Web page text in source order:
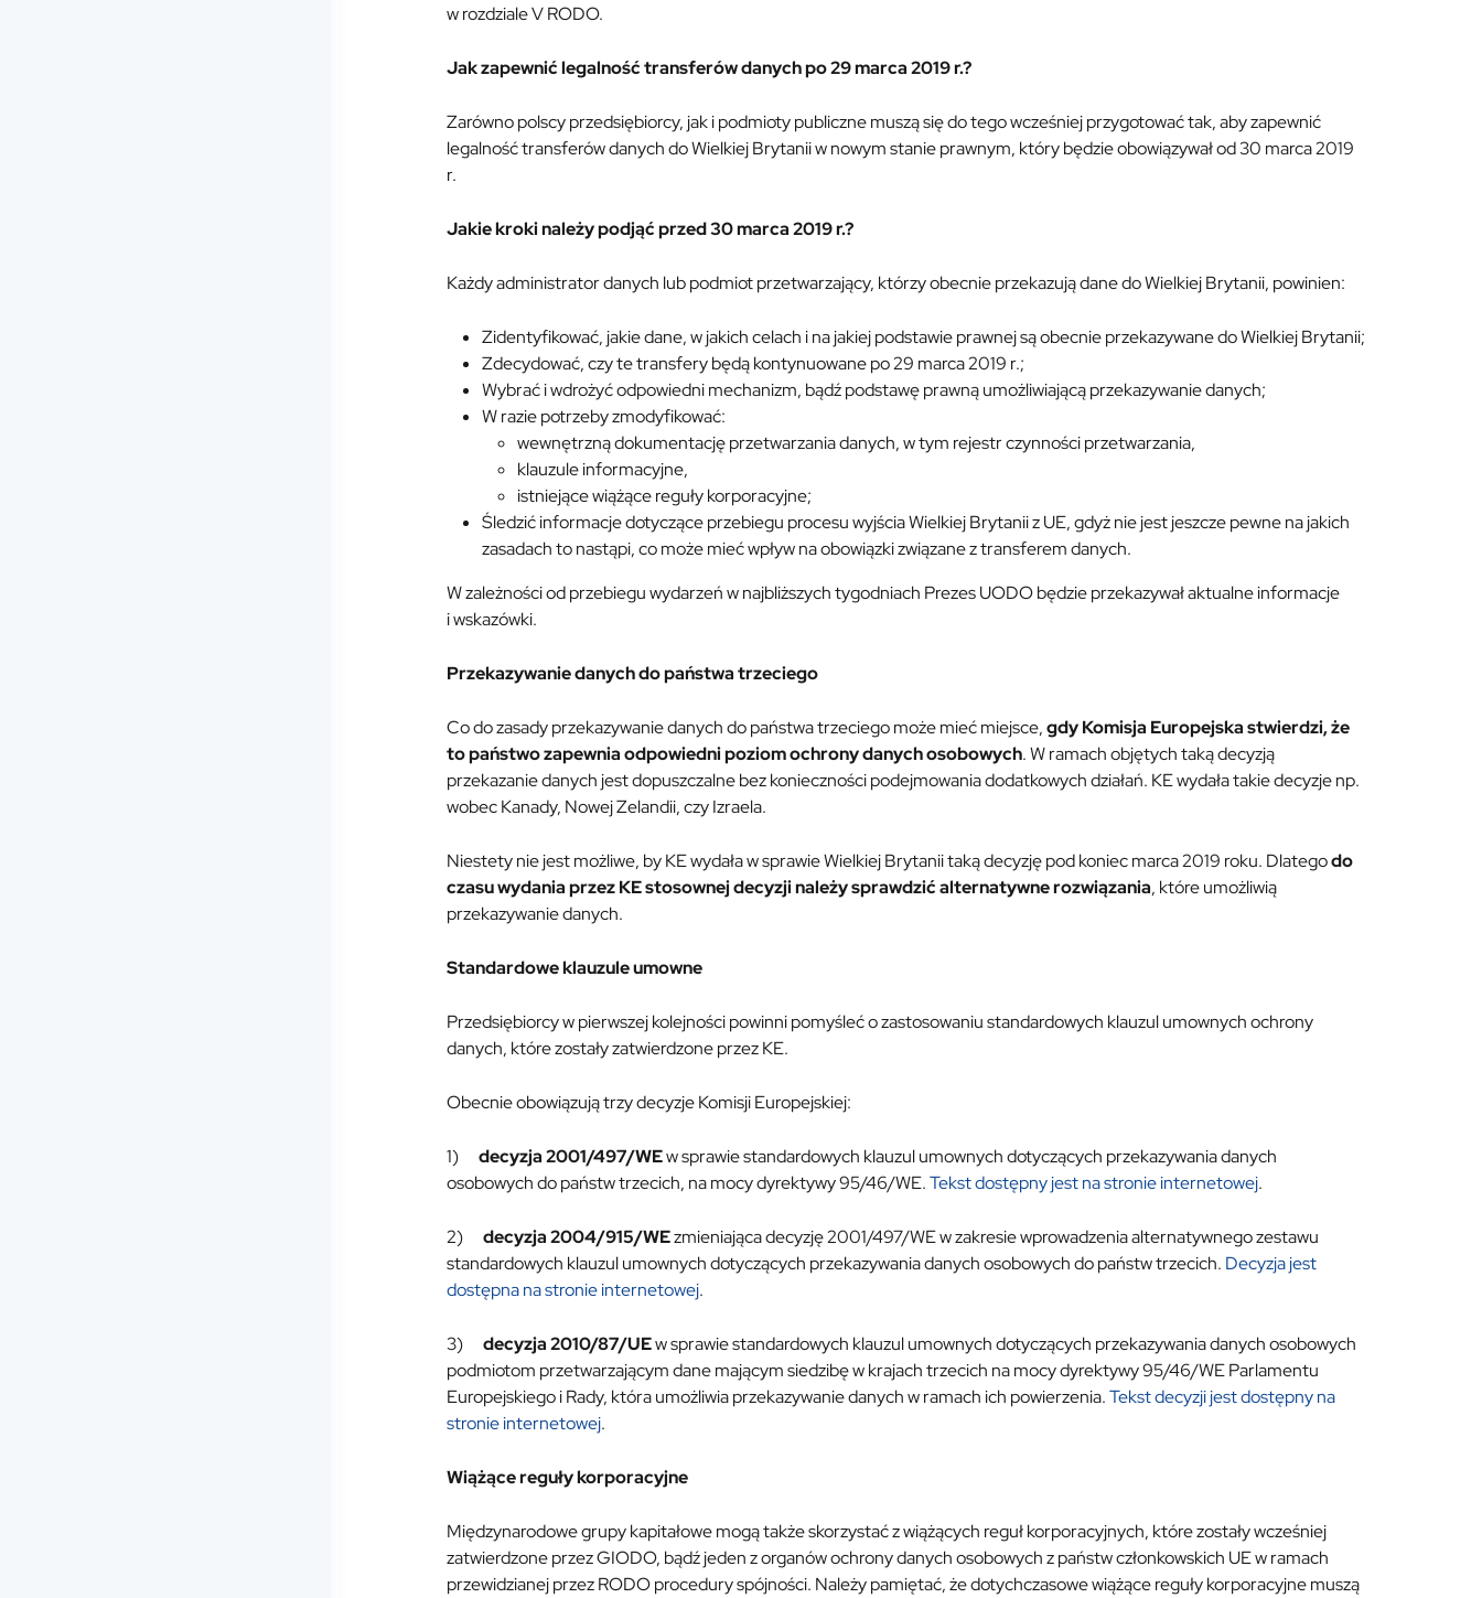
w rozdziale V RODO.
Jak zapewnić legalność transferów danych po 29 marca 2019 r.?
Zarówno polscy przedsiębiorcy, jak i podmioty publiczne muszą się do tego wcześniej przygotować tak, aby zapewnić
legalność transferów danych do Wielkiej Brytanii w nowym stanie prawnym, który będzie obowiązywał od 30 marca 2019
r.
Jakie kroki należy podjąć przed 30 marca 2019 r.?
Każdy administrator danych lub podmiot przetwarzający, którzy obecnie przekazują dane do Wielkiej Brytanii, powinien:
Zidentyfikować, jakie dane, w jakich celach i na jakiej podstawie prawnej są obecnie przekazywane do Wielkiej Brytanii;
Zdecydować, czy te transfery będą kontynuowane po 29 marca 2019 r.;
Wybrać i wdrożyć odpowiedni mechanizm, bądź podstawę prawną umożliwiającą przekazywanie danych;
W razie potrzeby zmodyfikować:
wewnętrzną dokumentację przetwarzania danych, w tym rejestr czynności przetwarzania,
klauzule informacyjne,
istniejące wiążące reguły korporacyjne;
Śledzić informacje dotyczące przebiegu procesu wyjścia Wielkiej Brytanii z UE, gdyż nie jest jeszcze pewne na jakich
zasadach to nastąpi, co może mieć wpływ na obowiązki związane z transferem danych.
W zależności od przebiegu wydarzeń w najbliższych tygodniach Prezes UODO będzie przekazywał aktualne informacje
i wskazówki.
Przekazywanie danych do państwa trzeciego
Co do zasady przekazywanie danych do państwa trzeciego może mieć miejsce,gdy Komisja Europejska stwierdzi, że
to państwo zapewnia odpowiedni poziom ochrony danych osobowych. W ramach objętych taką decyzją
przekazanie danych jest dopuszczalne bez konieczności podejmowania dodatkowych działań. KE wydała takie decyzje np.
wobec Kanady, Nowej Zelandii, czy Izraela.
Niestety nie jest możliwe, by KE wydała w sprawie Wielkiej Brytanii taką decyzję pod koniec marca 2019 roku. Dlategodo
czasu wydania przez KE stosownej decyzji należy sprawdzić alternatywne rozwiązania, które umożliwią
przekazywanie danych.
Standardowe klauzule umowne
Przedsiębiorcy w pierwszej kolejności powinni pomyśleć o zastosowaniu standardowych klauzul umownych ochrony
danych, które zostały zatwierdzone przez KE.
Obecnie obowiązują trzy decyzje Komisji Europejskiej:
1) decyzja 2001/497/WEw sprawie standardowych klauzul umownych dotyczących przekazywania danych
osobowych do państw trzecich, na mocy dyrektywy 95/46/WE.Tekst dostępny jest na stronie internetowej.
2) decyzja 2004/915/WEzmieniająca decyzję 2001/497/WE w zakresie wprowadzenia alternatywnego zestawu
standardowych klauzul umownych dotyczących przekazywania danych osobowych do państw trzecich. Decyzja jest
dostępna na stronie internetowej.
3) decyzja 2010/87/UEw sprawie standardowych klauzul umownych dotyczących przekazywania danych osobowych
podmiotom przetwarzającym dane mającym siedzibę w krajach trzecich na mocy dyrektywy 95/46/WE Parlamentu
Europejskiego i Rady, która umożliwia przekazywanie danych w ramach ich powierzenia.Tekst decyzji jest dostępny na
stronie internetowej.
Wiążące reguły korporacyjne
Międzynarodowe grupy kapitałowe mogą także skorzystać z wiążących reguł korporacyjnych, które zostały wcześniej
zatwierdzone przez GIODO, bądź jeden z organów ochrony danych osobowych z państw członkowskich UE w ramach
przewidzianej przez RODO procedury spójności. Należy pamiętać, że dotychczasowe wiążące reguły korporacyjne muszą